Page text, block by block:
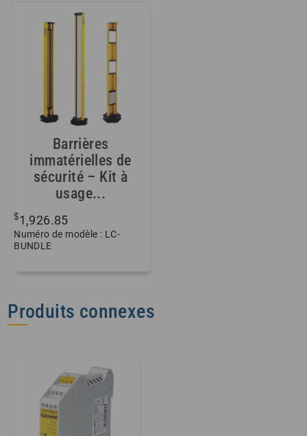
Barrières
immatérielles de
sécurité – Kit à
usage...
$1,926.85
Numéro de modèle : LC-
BUNDLE
Produits connexes